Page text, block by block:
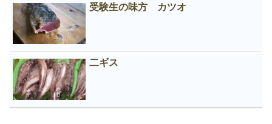
受験生の味方 カツオ
二ギス